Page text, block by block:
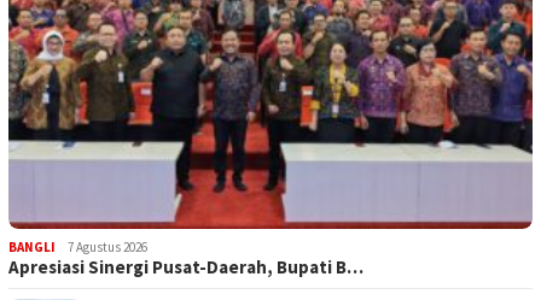
BANGLI 7 Agustus 2026
Apresiasi Sinergi Pusat-Daerah, Bupati B…